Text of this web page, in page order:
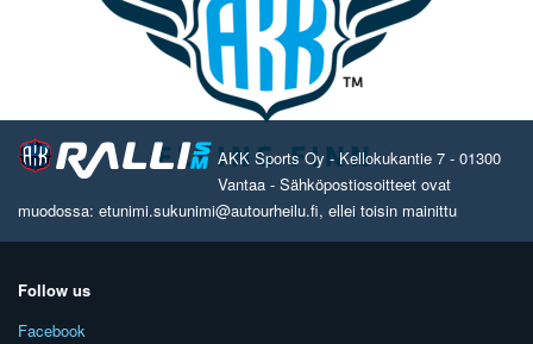
AKK Sports Oy - Kellokukantie 7 - 01300
Vantaa - Sähköpostiosoitteet ovat
muodossa: etunimi.sukunimi@autourheilu.fi, ellei toisin mainittu
Follow us
Facebook